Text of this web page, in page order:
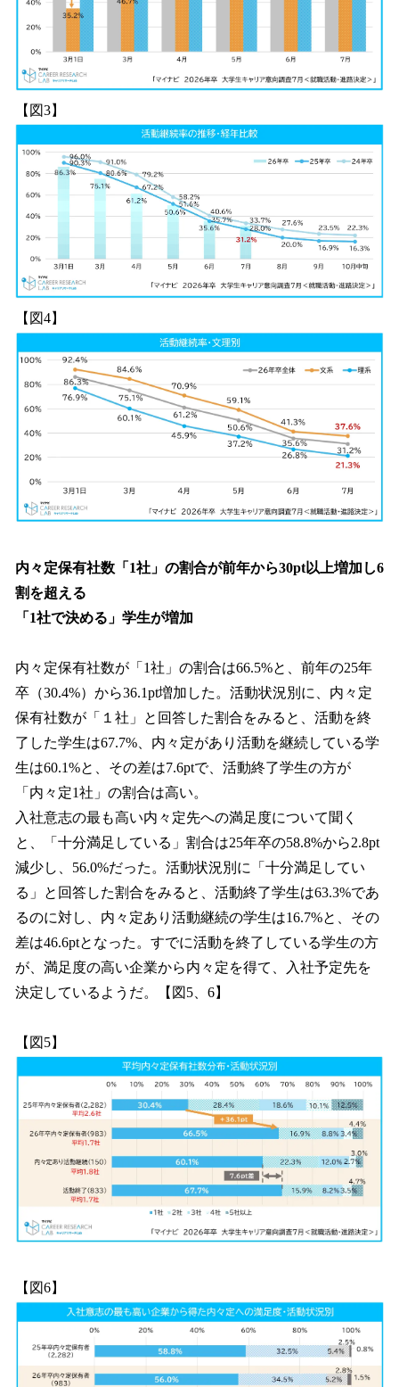
【図3】
【図4】
内々定保有社数「1社」の割合が前年から30pt以上増加し6
割を超える
「1社で決める」学生が増加
内々定保有社数が「1社」の割合は66.5%と、前年の25年
卒（30.4%）から36.1pt増加した。活動状況別に、内々定
保有社数が「１社」と回答した割合をみると、活動を終
了した学生は67.7%、内々定があり活動を継続している学
生は60.1%と、その差は7.6ptで、活動終了学生の方が
「内々定1社」の割合は高い。
入社意志の最も高い内々定先への満足度について聞く
と、「十分満足している」割合は25年卒の58.8%から2.8pt
減少し、56.0%だった。活動状況別に「十分満足してい
る」と回答した割合をみると、活動終了学生は63.3%であ
るのに対し、内々定あり活動継続の学生は16.7%と、その
差は46.6ptとなった。すでに活動を終了している学生の方
が、満足度の高い企業から内々定を得て、入社予定先を
決定しているようだ。【図5、6】
【図5】
【図6】